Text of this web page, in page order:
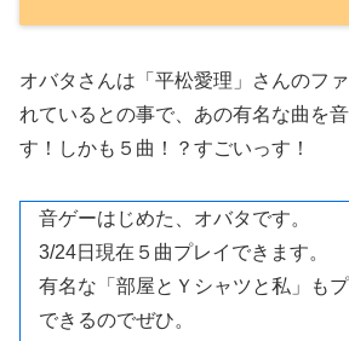
オバタさんは「平松愛理」さんのフ
れているとの事で、あの有名な曲を
す！しかも５曲！？すごいっす！
音ゲーはじめた、オバタです。
3/24日現在５曲プレイできます。
有名な「部屋とＹシャツと私」も
できるのでぜひ。